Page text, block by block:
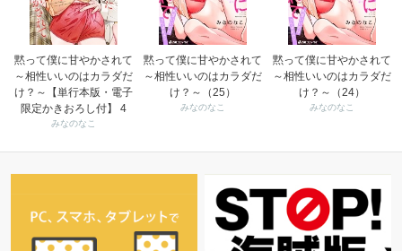
黙って僕に甘やかされて
～相性いいのはカラダだ
け？～【単行本版・電子
限定かきおろし付】 4
みなのなこ
黙って僕に甘やかされて
～相性いいのはカラダだ
け？～（25）
みなのなこ
黙って僕に甘やかされて
～相性いいのはカラダだ
け？～（24）
みなのなこ